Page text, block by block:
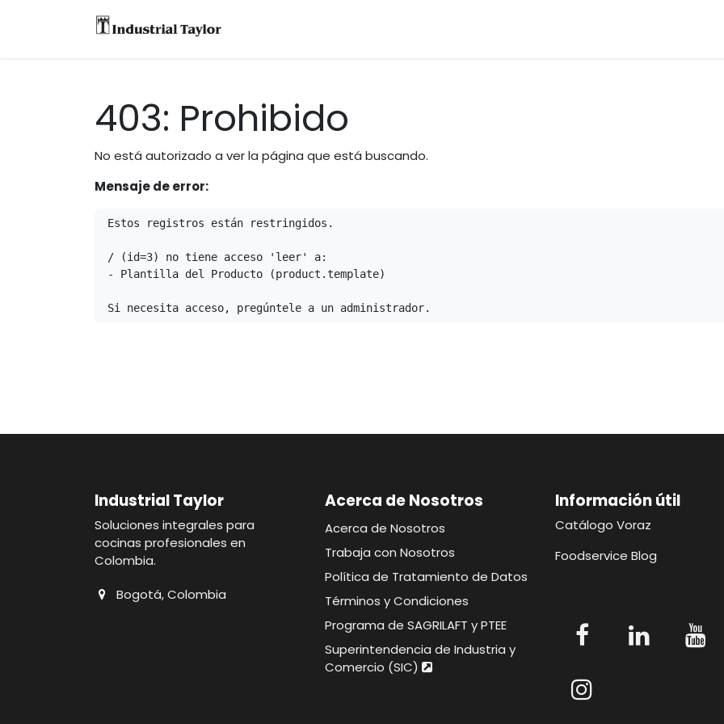
403: Prohibido
No está autorizado a ver la página que está buscando.
Mensaje de error:
Estos registros están restringidos.
/ (id=3) no tiene acceso 'leer' a:
- Plantilla del Producto (product.template)
Si necesita acceso, pregúntele a un administrador.
Industrial Taylor
Soluciones integrales para
cocinas profesionales en
Colombia.
Bogotá, Colombia
Acerca de Nosotros
Acerca de Nosotros
Trabaja con Nosotros
Política de Tratamiento de Datos
Términos y Condiciones
Programa de SAGRILAFT y PTEE
Superintendencia de Industria y
Comercio (SIC)
Información útil​​​
Catálogo Voraz
Foodservice Blog